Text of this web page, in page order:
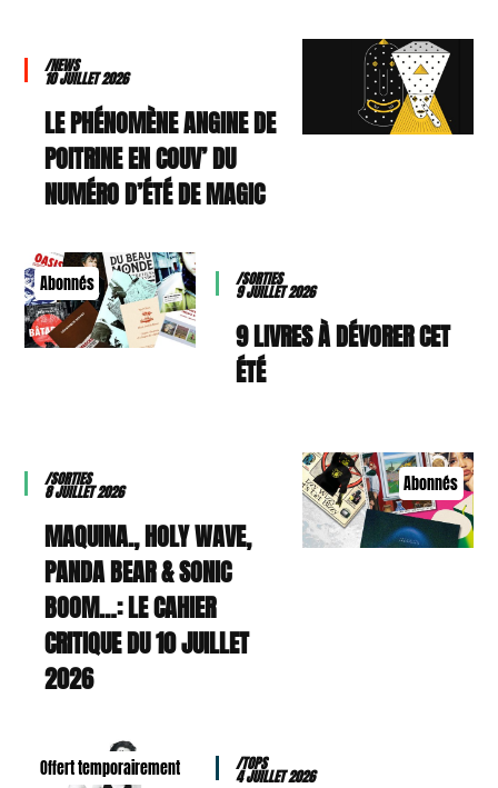
/NEWS
10 JUILLET 2026
LE PHÉNOMÈNE ANGINE DE
POITRINE EN COUV’ DU
NUMÉRO D’ÉTÉ DE MAGIC
Abonnés /SORTIES
9 JUILLET 2026
9 LIVRES À DÉVORER CET
ÉTÉ
Abonnés
/SORTIES
8 JUILLET 2026
MAQUINA., HOLY WAVE,
PANDA BEAR & SONIC
BOOM…: LE CAHIER
CRITIQUE DU 10 JUILLET
2026
Offert temporairement /TOPS
4 JUILLET 2026